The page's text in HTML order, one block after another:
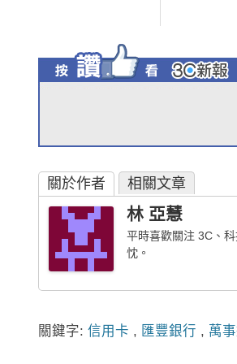
關於作者 相關文章
林 亞慧
平時喜歡關注 3C、
忱。
關鍵字: 信用卡 , 匯豐銀行 , 萬